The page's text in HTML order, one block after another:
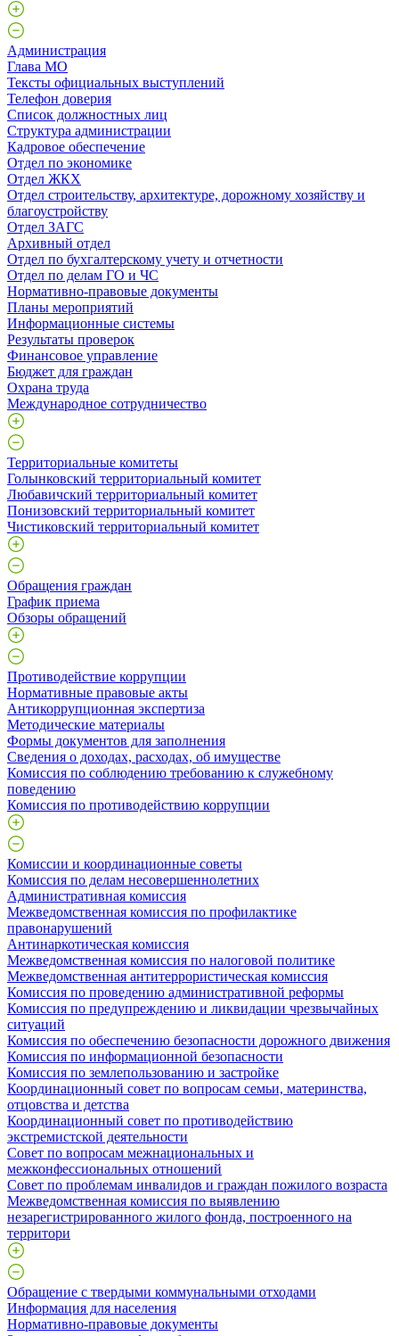
Администрация
Глава МО
Тексты официальных выступлений
Телефон доверия
Список должностных лиц
Структура администрации
Кадровое обеспечение
Отдел по экономике
Отдел ЖКХ
Отдел строительству, архитектуре, дорожному хозяйству и
благоустройству
Отдел ЗАГС
Архивный отдел
Отдел по бухгалтерскому учету и отчетности
Отдел по делам ГО и ЧС
Нормативно-правовые документы
Планы мероприятий
Информационные системы
Результаты проверок
Финансовое управление
Бюджет для граждан
Охрана труда
Международное сотрудничество
Территориальные комитеты
Голынковский территориальный комитет
Любавичский территориальный комитет
Понизовский территориальный комитет
Чистиковский территориальный комитет
Обращения граждан
График приема
Обзоры обращений
Противодействие коррупции
Нормативные правовые акты
Антикоррупционная экспертиза
Методические материалы
Формы документов для заполнения
Сведения о доходах, расходах, об имуществе
Комиссия по соблюдению требованию к служебному
поведению
Комиссия по противодействию коррупции
Комиссии и координационные советы
Комиссия по делам несовершеннолетних
Административная комиссия
Межведомственная комиссия по профилактике
правонарушений
Антинаркотическая комиссия
Межведомственная комиссия по налоговой политике
Межведомственная антитеррористическая комиссия
Комиссия по проведению административной реформы
Комиссия по предупреждению и ликвидации чрезвычайных
ситуаций
Комиссия по обеспечению безопасности дорожного движения
Комиссия по информационной безопасности
Комиссия по землепользованию и застройке
Координационный совет по вопросам семьи, материнства,
отцовства и детства
Координационный совет по противодействию
экстремистской деятельности
Совет по вопросам межнациональных и
межконфессиональных отношений
Совет по проблемам инвалидов и граждан пожилого возраста
Межведомственная комиссия по выявлению
незарегистрированного жилого фонда, построенного на
территори
Обращение с твердыми коммунальными отходами
Информация для населения
Нормативно-правовые документы